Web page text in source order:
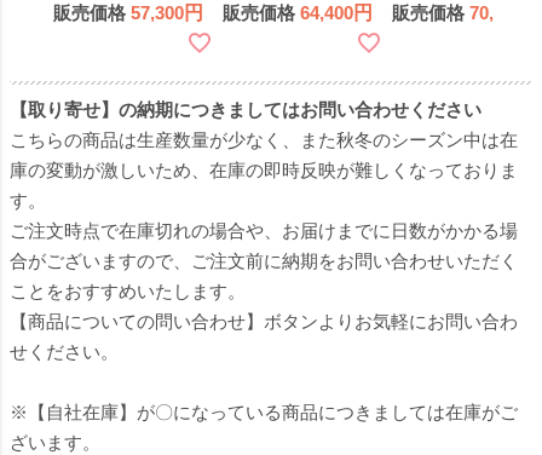
販売価格 57,300
日本製 国産 日本製
販売価格 64,400
ラル 日本製 国産 日
販売価格 70,700
【取り寄せ】の納期につきましてはお問い合わせください
こちらの商品は生産数量が少なく、また秋冬のシーズン中は在
庫の変動が激しいため、在庫の即時反映が難しくなっておりま
す。
ご注文時点で在庫切れの場合や、お届けまでに日数がかかる場
合がございますので、ご注文前に納期をお問い合わせいただく
ことをおすすめいたします。
【商品についての問い合わせ】ボタンよりお気軽にお問い合わ
せください。
※【自社在庫】が〇になっている商品につきましては在庫がご
ざいます。